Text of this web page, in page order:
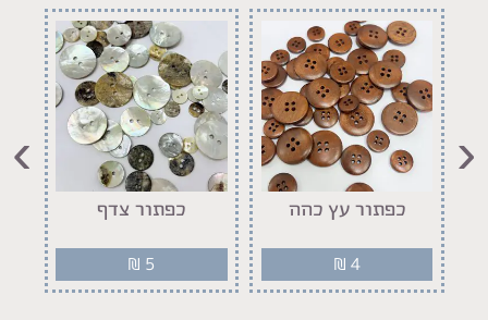
כפתור עץ כהה
₪ 4
כפתור צדף
₪ 5
‹
›